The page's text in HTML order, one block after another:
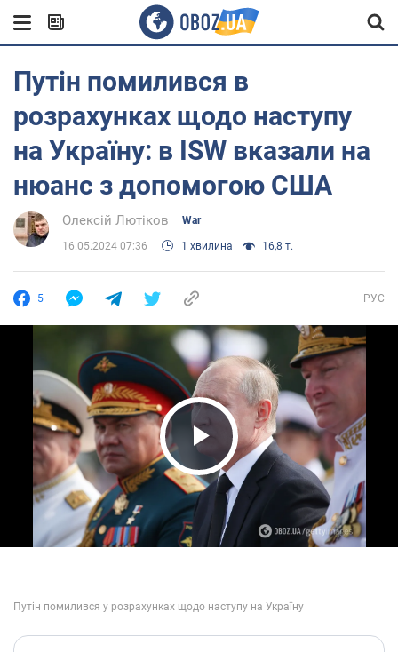
Путін помилився в
розрахунках щодо наступу
на Україну: в ISW вказали на
нюанс з допомогою США
Олексій Лютіков War
16.05.2024 07:36 1 хвилина 16,8 т.
5 РУС
Play Video